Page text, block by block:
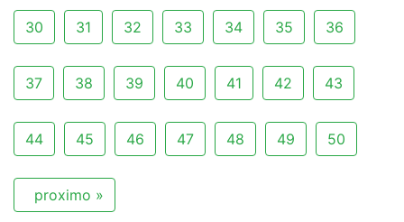
30 31 32 33 34 35 36
37 38 39 40 41 42 43
44 45 46 47 48 49 50
proximo »